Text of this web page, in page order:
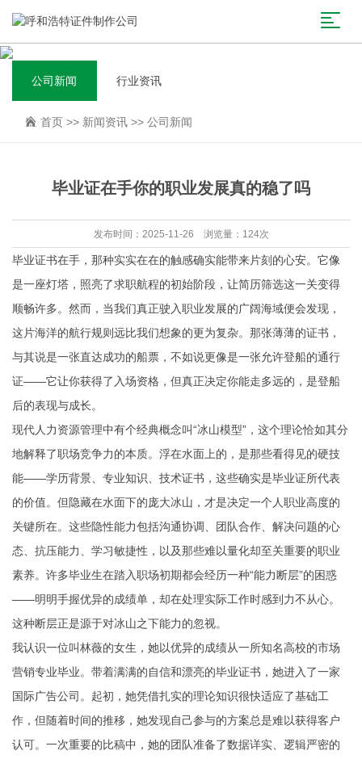
公司新闻 行业资讯
首页 >> 新闻资讯 >> 公司新闻
毕业证在手你的职业发展真的稳了吗
发布时间：2025-11-26 浏览量：124次
毕业证书在手，那种实实在在的触感确实能带来片刻的心安。它像
是一座灯塔，照亮了求职航程的初始阶段，让简历筛选这一关变得
顺畅许多。然而，当我们真正驶入职业发展的广阔海域便会发现，
这片海洋的航行规则远比我们想象的更为复杂。那张薄薄的证书，
与其说是一张直达成功的船票，不如说更像是一张允许登船的通行
证——它让你获得了入场资格，但真正决定你能走多远的，是登船
后的表现与成长。
现代人力资源管理中有个经典概念叫“冰山模型”，这个理论恰如其分
地解释了职场竞争力的本质。浮在水面上的，是那些看得见的硬技
能——学历背景、专业知识、技术证书，这些确实是毕业证所代表
的价值。但隐藏在水面下的庞大冰山，才是决定一个人职业高度的
关键所在。这些隐性能力包括沟通协调、团队合作、解决问题的心
态、抗压能力、学习敏捷性，以及那些难以量化却至关重要的职业
素养。许多毕业生在踏入职场初期都会经历一种“能力断层”的困惑
——明明手握优异的成绩单，却在处理实际工作时感到力不从心。
这种断层正是源于对冰山之下能力的忽视。
我认识一位叫林薇的女生，她以优异的成绩从一所知名高校的市场
营销专业毕业。带着满满的自信和漂亮的毕业证书，她进入了一家
国际广告公司。起初，她凭借扎实的理论知识很快适应了基础工
作，但随着时间的推移，她发现自己参与的方案总是难以获得客户
认可。一次重要的比稿中，她的团队准备了数据详实、逻辑严密的